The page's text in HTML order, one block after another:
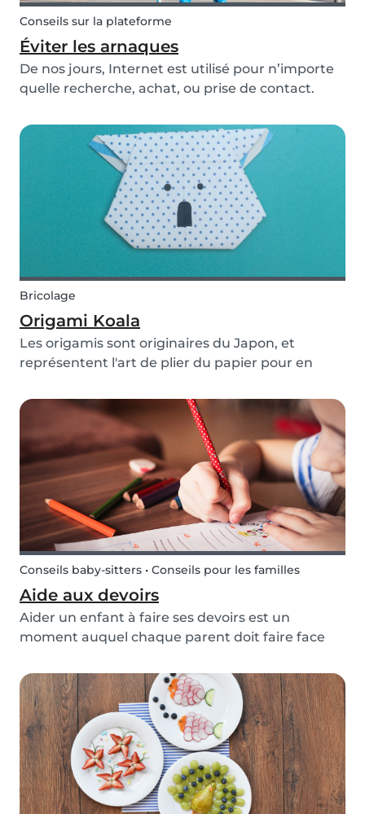
Conseils sur la plateforme
Éviter les arnaques
De nos jours, Internet est utilisé pour n’importe
quelle recherche, achat, ou prise de contact.
mais il convient néanmoins d’être vigilant car il
existe des dangers. Ainsi, il est bon de suivr...
Bricolage
Origami Koala
Les origamis sont originaires du Japon, et
représentent l'art de plier du papier pour en
pas l'origami le plus répandu, mais il est facile à
faire et super mignon ! Alors comment faire un...
Conseils baby-sitters • Conseils pour les familles
Aide aux devoirs
Aider un enfant à faire ses devoirs est un
moment auquel chaque parent doit faire face
cela peut s’avérer plus difficile que prévu. Ainsi,
une aide peut être fournie par une baby-sitter
qui...